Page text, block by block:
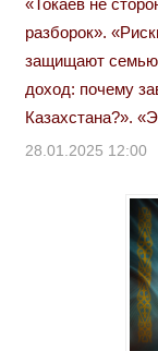
разборок».
защищают семью
доход: почему
Казахстана?».
28.01.2025 12:00